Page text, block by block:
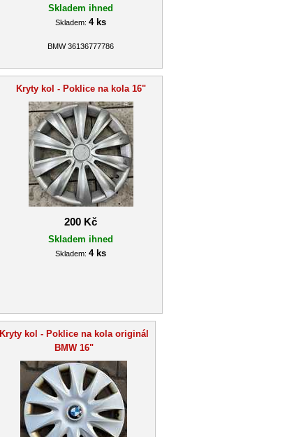
Skladem ihned
Skladem: 4 ks
BMW 36136777786
Kryty kol - Poklice na kola 16"
200 Kč
Skladem ihned
Skladem: 4 ks
Kryty kol - Poklice na kola originál
BMW 16"